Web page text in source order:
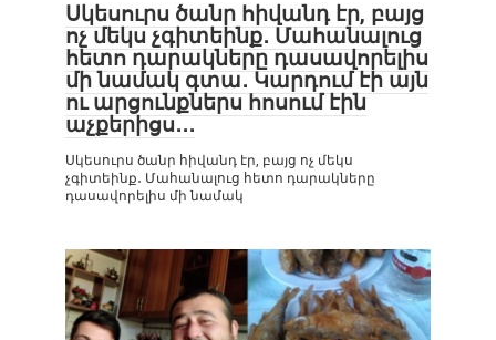
Սկեսուրս ծանր հիվանդ էր, բայց
ոչ մեկս չգիտեինք․ Մահանալուց
հետո դարակները դասավորելիս
մի նամակ գտա․ Կարդում էի այն
ու արցունքներս հոսում էին
աչքերիցս․․․
Սկեսուրս ծանր հիվանդ էր, բայց ոչ մեկս
չգիտեինք․ Մահանալուց հետո դարակները
դասավորելիս մի նամակ